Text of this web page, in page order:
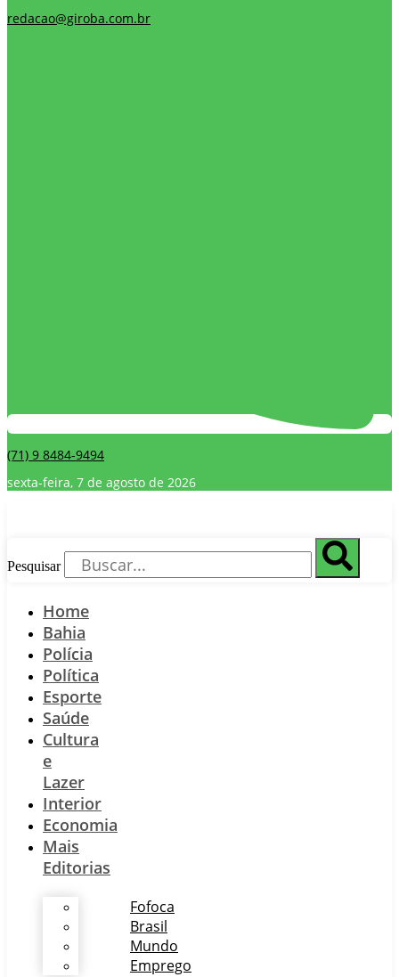
redacao@giroba.com.br
(71) 9 8484-9494
sexta-feira, 7 de agosto de 2026
Pesquisar
Home
Bahia
Polícia
Política
Esporte
Saúde
Cultura
e
Lazer
Interior
Economia
Mais
Editorias
Fofoca
Brasil
Mundo
Emprego